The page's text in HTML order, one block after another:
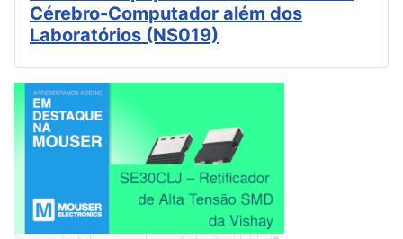
Cérebro-Computador além dos
Laboratórios (NS019)